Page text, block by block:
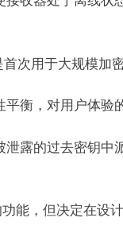
次用于大规模加密
衡，对用户体验
露的过去密钥中
能，但决定在设
披露